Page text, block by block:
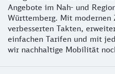
Angebote im Nah- und
Württemberg. Mit modernen
verbesserten Takten,
einfachen Tarifen und mit
wir nachhaltige Mobilität